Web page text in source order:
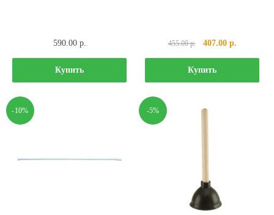
590.00 р.
Купить
455.00р.
Первоначальная
цена
составляла
455.00 р..
407.00 р.Текущая
цена:
Купить
-10% -5%